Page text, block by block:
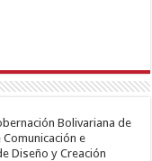
Bolivariana de
e
Diseño y Creación